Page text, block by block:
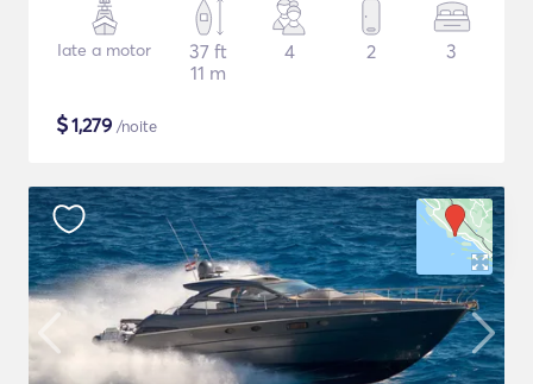
Iate a motor
37 ft
11 m
4 2 3
$1,279 /noite